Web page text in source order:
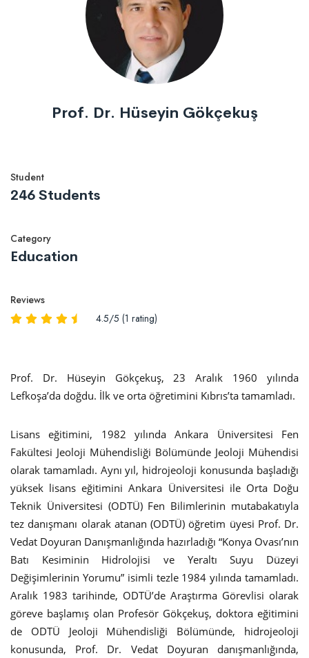
Prof. Dr. Hüseyin Gökçekuş
Student
246 Students
Category
Education
Reviews
4.5/5 (1 rating)
Prof. Dr. Hüseyin Gökçekuş, 23 Aralık 1960 yılında
Lefkoşa’da doğdu. İlk ve orta öğretimini Kıbrıs’ta tamamladı.
Lisans eğitimini, 1982 yılında Ankara Üniversitesi Fen
Fakültesi Jeoloji Mühendisliği Bölümünde Jeoloji Mühendisi
olarak tamamladı. Aynı yıl, hidrojeoloji konusunda başladığı
yüksek lisans eğitimini Ankara Üniversitesi ile Orta Doğu
Teknik Üniversitesi (ODTÜ) Fen Bilimlerinin mutabakatıyla
tez danışmanı olarak atanan (ODTÜ) öğretim üyesi Prof. Dr.
Vedat Doyuran Danışmanlığında hazırladığı “Konya Ovası’nın
Batı Kesiminin Hidrolojisi ve Yeraltı Suyu Düzeyi
Değişimlerinin Yorumu” isimli tezle 1984 yılında tamamladı.
Aralık 1983 tarihinde, ODTÜ’de Araştırma Görevlisi olarak
göreve başlamış olan Profesör Gökçekuş, doktora eğitimini
de ODTÜ Jeoloji Mühendisliği Bölümünde, hidrojeoloji
konusunda, Prof. Dr. Vedat Doyuran danışmanlığında,